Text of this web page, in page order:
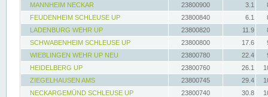
MANNHEIM NECKAR
23800900 3.1
FEUDENHEIM SCHLEUSE UP
23800840 6.1
LADENBURG WEHR UP
23800820 11.9
SCHWABENHEIM SCHLEUSE UP
23800800 17.6
WIEBLINGEN WEHR UP NEU
23800780 22.4
HEIDELBERG UP
23800760 26.1
ZIEGELHAUSEN AMS
23800745 29.4
NECKARGEMÜND SCHLEUSE UP
23800740 30.8